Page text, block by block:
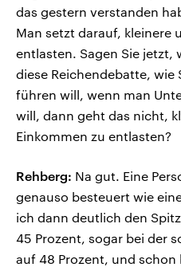
das gestern verstanden
Man setzt darauf, kleinere
entlasten. Sagen Sie jetzt,
diese Reichendebatte, wie
führen will, wenn man
will, dann geht das nicht,
Einkommen zu entlasten?
Rehberg: Na gut. Eine
genauso besteuert wie
ich dann deutlich den
45 Prozent, sogar bei der
auf 48 Prozent, und